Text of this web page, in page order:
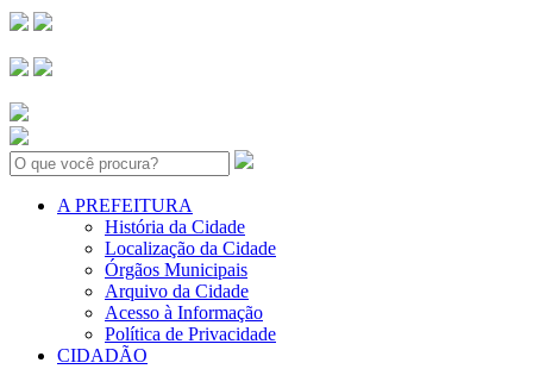
Search:
A PREFEITURA
História da Cidade
Localização da Cidade
Órgãos Municipais
Arquivo da Cidade
Acesso à Informação
Política de Privacidade
CIDADÃO